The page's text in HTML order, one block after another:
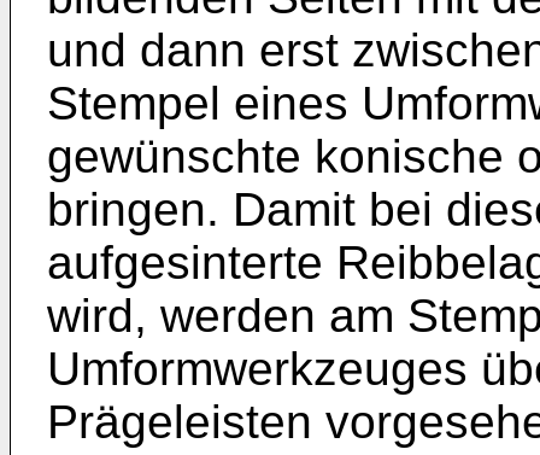
und dann erst
Stempel eines
gewünschte konische
bringen. Damit bei
aufgesinterte
wird, werden am
Umformwerkzeuges
Prägeleisten